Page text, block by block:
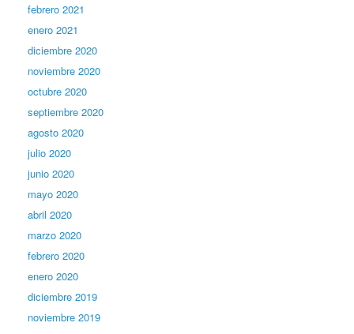
febrero 2021
enero 2021
diciembre 2020
noviembre 2020
octubre 2020
septiembre 2020
agosto 2020
julio 2020
junio 2020
mayo 2020
abril 2020
marzo 2020
febrero 2020
enero 2020
diciembre 2019
noviembre 2019